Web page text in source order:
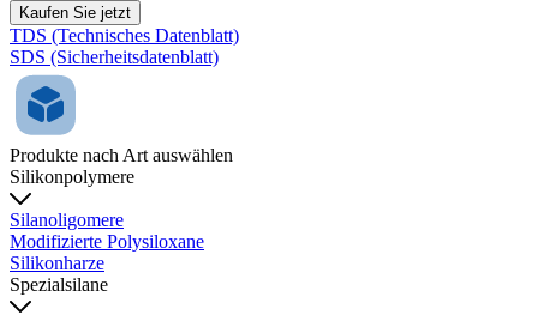
Kaufen Sie jetzt
TDS (Technisches Datenblatt)
SDS (Sicherheitsdatenblatt)
Produkte nach Art auswählen
Silikonpolymere
Silanoligomere
Modifizierte Polysiloxane
Silikonharze
Spezialsilane